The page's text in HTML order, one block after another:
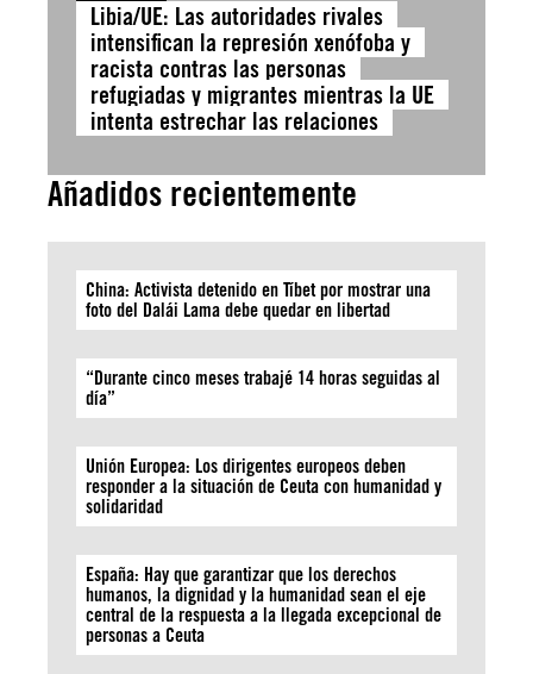
Libia/UE: Las autoridades rivales
intensifican la represión xenófoba y
racista contras las personas
refugiadas y migrantes mientras la UE
intenta estrechar las relaciones
Añadidos recientemente
China: Activista detenido en Tíbet por mostrar una
foto del Dalái Lama debe quedar en libertad
“Durante cinco meses trabajé 14 horas seguidas al
día”
Unión Europea: Los dirigentes europeos deben
responder a la situación de Ceuta con humanidad y
solidaridad
España: Hay que garantizar que los derechos
humanos, la dignidad y la humanidad sean el eje
central de la respuesta a la llegada excepcional de
personas a Ceuta